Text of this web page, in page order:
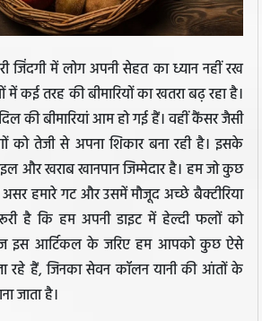
जिंदगी में लोग अपनी सेहत का ध्यान नहीं रख
में कई तरह की बीमारियों का खतरा बढ़ रहा है।
की बीमारियां आम हो गई हैं। वहीं कैंसर जैसी
को तेजी से अपना शिकार बना रही है। इसके
और खराब खानपान जिम्मेदार है। हम जो कुछ
हमारे गट और उसमें मौजूद अच्छे बैक्टीरिया
है कि हम अपनी डाइट में हेल्दी फलों को
इस आर्टिकल के जरिए हम आपको कुछ ऐसे
रहे हैं, जिनका सेवन कॉलन यानी की आंतों के
जाता है।